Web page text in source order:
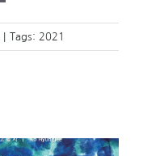
Tags: 2021